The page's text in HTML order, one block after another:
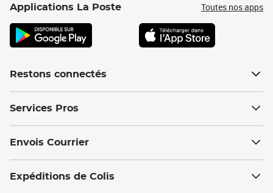
Applications La Poste Toutes nos apps
Restons connectés
Services Pros
Envois Courrier
Expéditions de Colis